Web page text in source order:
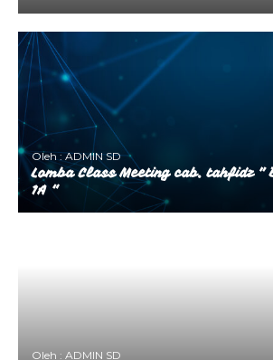
Oleh : ADMIN SD
Lomba Class Meeting cab. tahfidz
1A “
Oleh : ADMIN SD